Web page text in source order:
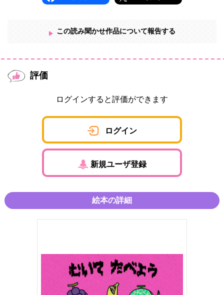
この読み聞かせ作品について報告する
評価
ログインすると評価ができます
ログイン
新規ユーザ登録
絵本の詳細